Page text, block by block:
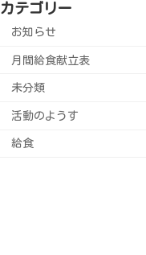
カテゴリー
お知らせ
月間給食献立表
未分類
活動のようす
給食